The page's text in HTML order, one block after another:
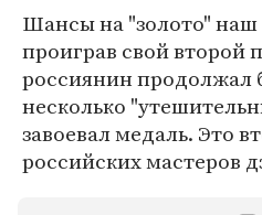
Шансы на "золото" наш
проиграв свой второй
россиянин продолжал
несколько
завоевал медаль. Это
российских мастеров